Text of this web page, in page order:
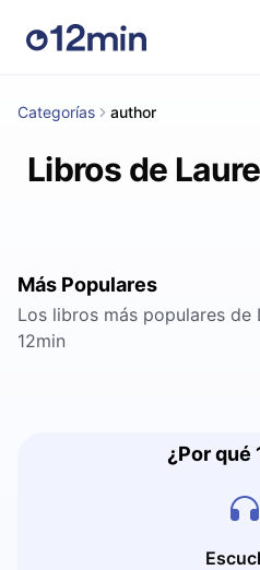
Categorías author
Libros de
Más Populares
Los libros más populares de
12min
¿Por qué